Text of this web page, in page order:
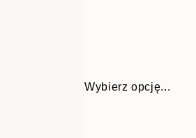
Wybierz opcję...